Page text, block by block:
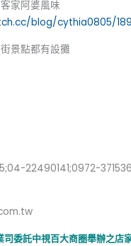
家阿婆風味
blog/cythia0805/
景點都有設攤
22490141;0972-371536
司委託中視百大商圈舉辦之店